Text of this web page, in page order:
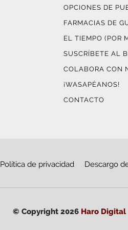
OPCIONES DE
FARMACIAS DE
EL TIEMPO (POR
SUSCRÍBETE AL
COLABORA CON
¡WASAPÉANOS!
CONTACTO
Política de privacidad Descargo
© Copyright 2026 Haro Digital